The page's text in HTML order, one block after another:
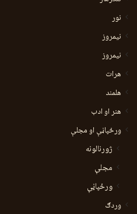
نور
نيمروز
نیمروز
هرات
هلمند
هنر او ادب
ورځپاڼې او مجلې
ژورنالونه
مجلې
ورځپاڼې
وردګ